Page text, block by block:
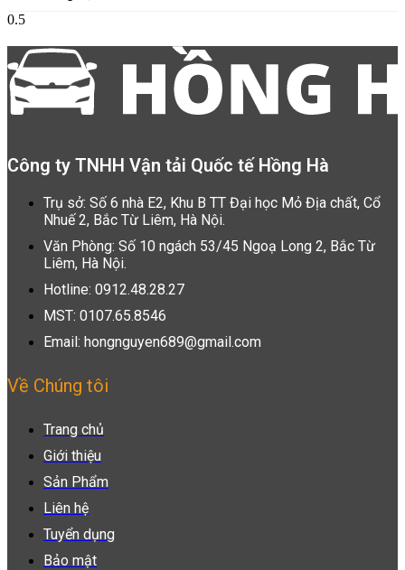
Công ty TNHH Vận tải Quốc tế Hồng Hà
Trụ sở: Số 6 nhà E2, Khu B TT Đại học Mỏ Địa chất, Cổ
Nhuế 2, Bắc Từ Liêm, Hà Nội.
Văn Phòng: Số 10 ngách 53/45 Ngoạ Long 2, Bắc Từ
Liêm, Hà Nội.
Hotline: 0912.48.28.27
MST: 0107.65.8546
Email: hongnguyen689@gmail.com
Về Chúng tôi
Trang chủ
Giới thiệu
Sản Phẩm
Liên hệ
Tuyển dụng
Bảo mật